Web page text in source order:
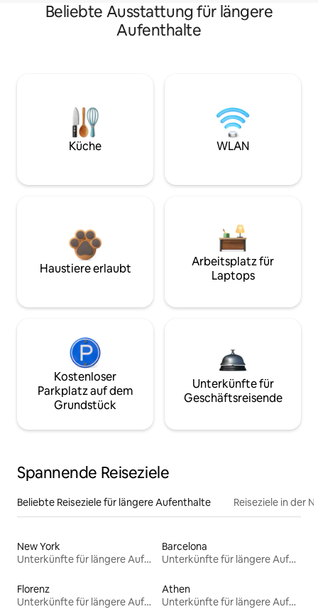
Beliebte Ausstattung für längere
Aufenthalte
Küche WLAN
Haustiere erlaubt
Arbeitsplatz für
Laptops
Kostenloser
Parkplatz auf dem
Grundstück
Unterkünfte für
Geschäftsreisende
Spannende Reiseziele
Beliebte Reiseziele für längere Aufenthalte Reiseziele in der
New York
Unterkünfte für längere Aufenthalte
Barcelona
Unterkünfte für längere Aufenthalte
Florenz
Unterkünfte für längere Aufenthalte
Athen
Unterkünfte für längere Aufenthalte